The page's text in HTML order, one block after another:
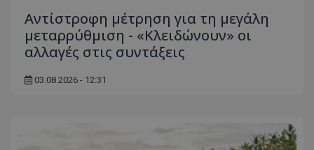
Αντίστροφη μέτρηση για τη μεγάλη
μεταρρύθμιση - «Κλειδώνουν» οι
αλλαγές στις συντάξεις
03.08.2026 - 12:31